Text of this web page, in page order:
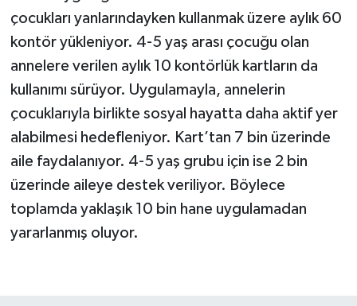
çocukları yanlarındayken kullanmak üzere aylık 60
kontör yükleniyor. 4-5 yaş arası çocuğu olan
annelere verilen aylık 10 kontörlük kartların da
kullanımı sürüyor. Uygulamayla, annelerin
çocuklarıyla birlikte sosyal hayatta daha aktif yer
alabilmesi hedefleniyor. Kart’tan 7 bin üzerinde
aile faydalanıyor. 4-5 yaş grubu için ise 2 bin
üzerinde aileye destek veriliyor. Böylece
toplamda yaklaşık 10 bin hane uygulamadan
yararlanmış oluyor.